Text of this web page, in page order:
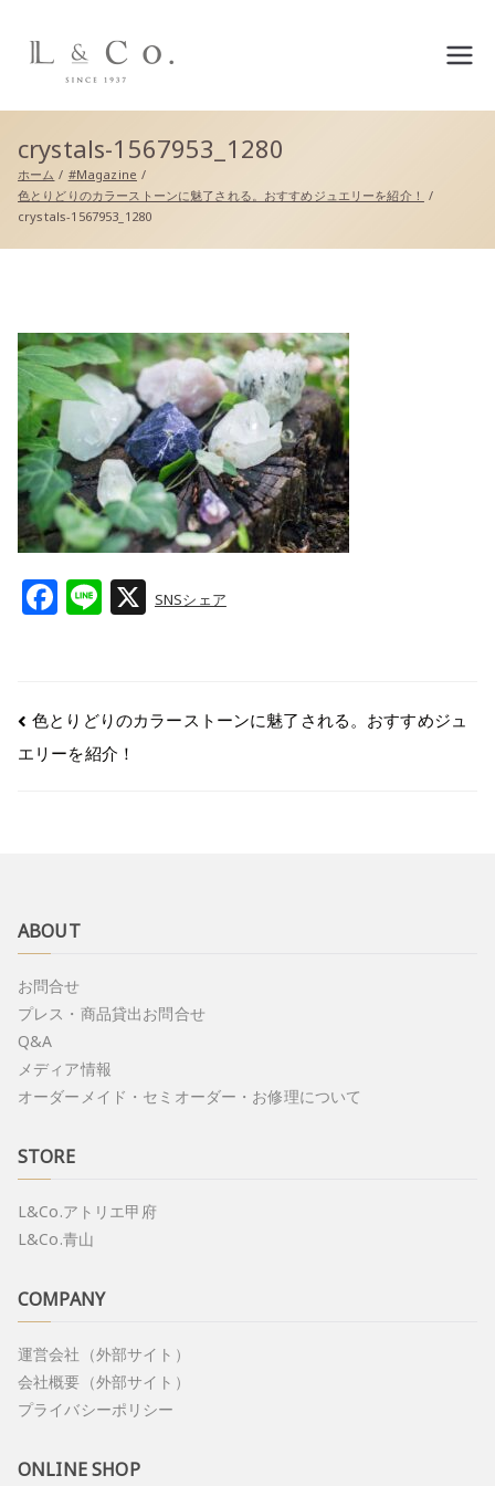
L&co.（エルアンドコー）公
crystals-1567953_1280
ホーム
#Magazine
色とりどりのカラーストーンに魅了される。おすすめジュエリーを紹介！
crystals-1567953_1280
F
e
b
o
Li X
SNSシェア
色とりどりのカラーストーンに魅了される。おすすめジュ
エリーを紹介！
ABOUT
お問合せ
プレス・商品貸出お問合せ
Q&A
メディア情報
オーダーメイド・セミオーダー・お修理について
STORE
L&Co.アトリエ甲府
L&Co.青山
COMPANY
運営会社（外部サイト）
会社概要（外部サイト）
プライバシーポリシー
ONLINE SHOP